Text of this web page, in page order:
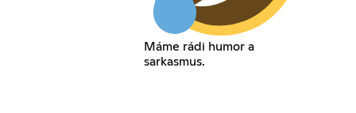
Máme rádi humor a
sarkasmus.